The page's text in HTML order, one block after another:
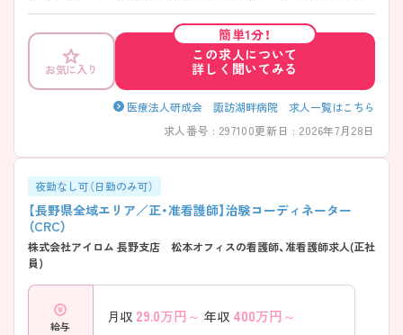
お気に入り
簡単1分！
この求人について
詳しく聞いてみる
医療法人研成会 諏訪湖畔病院 求人一覧はこちら
求人番号 : 297100更新日 : 2026年7月28日
夜勤なし可（日勤のみ可）
【長野県全域エリア／正・准看護師】治験コーディネーター
（CRC）
株式会社アイロム 長野支店 松本オフィスの看護師、准看護師求人(正社
員)
給与
月収 29.0万円～ 年収 400万円～